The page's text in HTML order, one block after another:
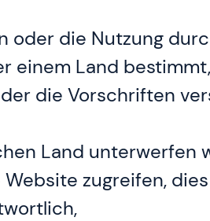
die Nutzung
einem Land
die Vorschriften
Land unterwerfen
zugreifen,